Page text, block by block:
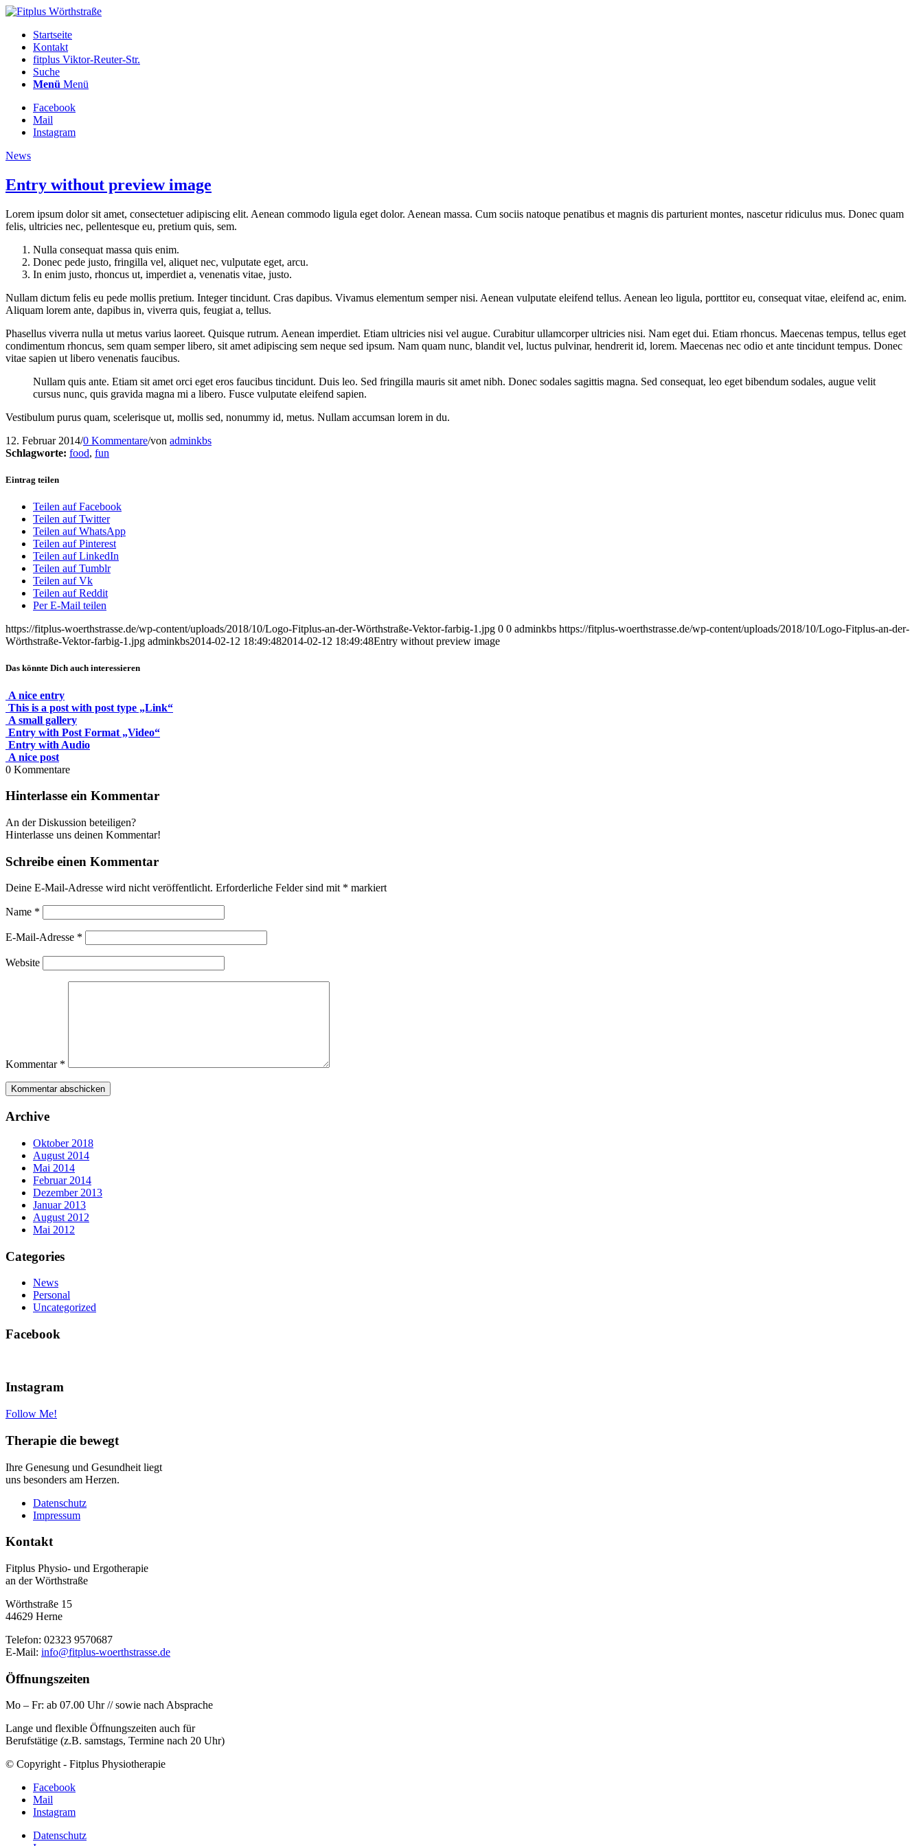
Startseite
Kontakt
fitplus Viktor-Reuter-Str.
Suche
Menü Menü
Facebook
Mail
Instagram
News
Entry without preview image
Lorem ipsum dolor sit amet, consectetuer adipiscing elit. Aenean commodo ligula eget dolor. Aenean massa. Cum sociis natoque penatibus et magnis dis parturient montes, nascetur ridiculus mus. Donec quam
felis, ultricies nec, pellentesque eu, pretium quis, sem.
Nulla consequat massa quis enim.
Donec pede justo, fringilla vel, aliquet nec, vulputate eget, arcu.
In enim justo, rhoncus ut, imperdiet a, venenatis vitae, justo.
Nullam dictum felis eu pede mollis pretium. Integer tincidunt. Cras dapibus. Vivamus elementum semper nisi. Aenean vulputate eleifend tellus. Aenean leo ligula, porttitor eu, consequat vitae, eleifend ac, enim.
Aliquam lorem ante, dapibus in, viverra quis, feugiat a, tellus.
Phasellus viverra nulla ut metus varius laoreet. Quisque rutrum. Aenean imperdiet. Etiam ultricies nisi vel augue. Curabitur ullamcorper ultricies nisi. Nam eget dui. Etiam rhoncus. Maecenas tempus, tellus eget
condimentum rhoncus, sem quam semper libero, sit amet adipiscing sem neque sed ipsum. Nam quam nunc, blandit vel, luctus pulvinar, hendrerit id, lorem. Maecenas nec odio et ante tincidunt tempus. Donec
vitae sapien ut libero venenatis faucibus.
Nullam quis ante. Etiam sit amet orci eget eros faucibus tincidunt. Duis leo. Sed fringilla mauris sit amet nibh. Donec sodales sagittis magna. Sed consequat, leo eget bibendum sodales, augue velit
cursus nunc, quis gravida magna mi a libero. Fusce vulputate eleifend sapien.
Vestibulum purus quam, scelerisque ut, mollis sed, nonummy id, metus. Nullam accumsan lorem in du.
12. Februar 2014/0 Kommentare/von adminkbs
Schlagworte: food, fun
Eintrag teilen
Teilen auf Facebook
Teilen auf Twitter
Teilen auf WhatsApp
Teilen auf Pinterest
Teilen auf LinkedIn
Teilen auf Tumblr
Teilen auf Vk
Teilen auf Reddit
Per E-Mail teilen
https://fitplus-woerthstrasse.de/wp-content/uploads/2018/10/Logo-Fitplus-an-der-Wörthstraße-Vektor-farbig-1.jpg 0 0 adminkbs https://fitplus-woerthstrasse.de/wp-content/uploads/2018/10/Logo-Fitplus-an-der-
Wörthstraße-Vektor-farbig-1.jpg adminkbs2014-02-12 18:49:482014-02-12 18:49:48Entry without preview image
Das könnte Dich auch interessieren
A nice entry
This is a post with post type „Link“
A small gallery
Entry with Post Format „Video“
Entry with Audio
A nice post
0 Kommentare
Hinterlasse ein Kommentar
An der Diskussion beteiligen?
Hinterlasse uns deinen Kommentar!
Schreibe einen Kommentar
Deine E-Mail-Adresse wird nicht veröffentlicht. Erforderliche Felder sind mit * markiert
Name *
E-Mail-Adresse *
Website
Kommentar *
Archive
Oktober 2018
August 2014
Mai 2014
Februar 2014
Dezember 2013
Januar 2013
August 2012
Mai 2012
Categories
News
Personal
Uncategorized
Facebook
Instagram
Follow Me!
Therapie die bewegt
Ihre Genesung und Gesundheit liegt
uns besonders am Herzen.
Datenschutz
Impressum
Kontakt
Fitplus Physio- und Ergotherapie
an der Wörthstraße
Wörthstraße 15
44629 Herne
Telefon: 02323 9570687
E-Mail: info@fitplus-woerthstrasse.de
Öffnungszeiten
Mo – Fr: ab 07.00 Uhr // sowie nach Absprache
Lange und flexible Öffnungszeiten auch für
Berufstätige (z.B. samstags, Termine nach 20 Uhr)
© Copyright - Fitplus Physiotherapie
Facebook
Mail
Instagram
Datenschutz